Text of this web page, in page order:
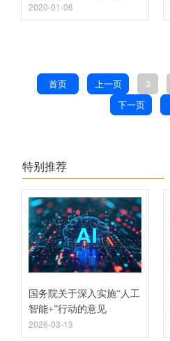
质增效解难题
2020-01-06
首页 上一页 3
下一页
特别推荐
国务院关于深入实施“人工
智能+”行动的意见
2026-03-13